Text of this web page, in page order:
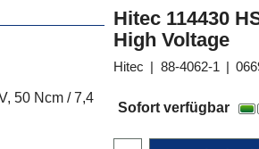
Hitec 114430
High Voltage
Hitec 88-4062-1
€17.95
Sofort verfügbar
50 Ncm / 7,4